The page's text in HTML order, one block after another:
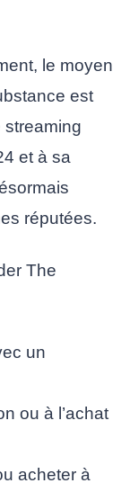
le moyen
est
et à sa
réputées.
The
un
ou à l’achat
acheter à